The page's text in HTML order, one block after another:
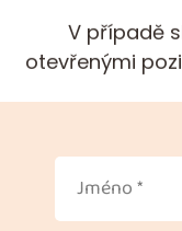
V případě
otevřenými